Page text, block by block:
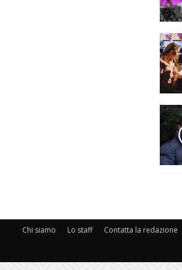
Chi siamo Lo staff Contatta la redazione